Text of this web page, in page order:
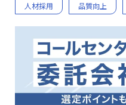
人材採用 品質向上